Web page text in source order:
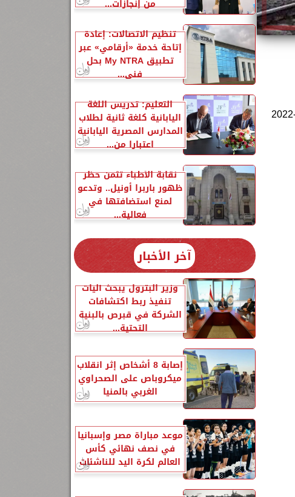
نستعرض لكم مواعيد القطارات المكيفة المتجهة من القاهرة للمحافظات اليوم الأربعاء الموافق 5-10-2022
من إنجازات...
تنظيم الاتصالات: إعادة
إتاحة خدمة «أرقامي» عبر
تطبيق My NTRA بحل
فني...
التعليم: تدريس اللغة
اليابانية كلغة ثانية لطلاب
المدارس المصرية اليابانية
اعتبارا من...
نقابة الأطباء تثمن حظر
ظهور باربرا أونيل.. وتدعو
لمنع استضافتها في
فعالية...
آخر الأخبار
وزير البترول يبحث آليات
تنفيذ ربط اكتشافات
الشركة في قبرص بالبنية
التحتية...
إصابة 8 أشخاص إثر انقلاب
ميكروباص على الصحراوي
الغربي بالمنيا
موعد مباراة مصر وإسبانيا
في نصف نهائي كأس
العالم لكرة اليد للناشئات